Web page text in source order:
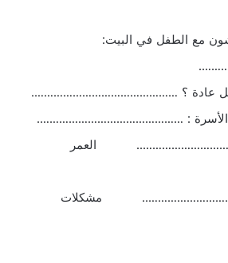
مع الطفل في البيت:
العمر
……………………….. مشكلات